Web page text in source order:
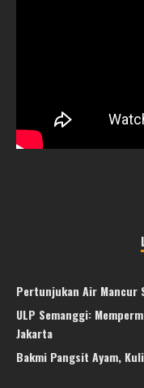
Pertunjukan Air Mancur
ULP Semanggi:
Jakarta
Bakmi Pangsit Ayam,